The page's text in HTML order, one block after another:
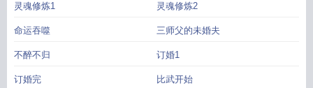
灵魂修炼1 灵魂修炼2
命运吞噬 三师父的未婚夫
不醉不归 订婚1
订婚完 比武开始